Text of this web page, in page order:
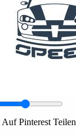
Auf Pinterest Teilen